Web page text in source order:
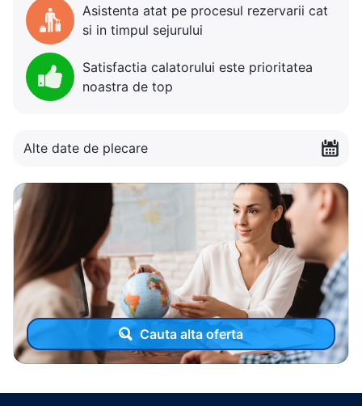
Asistenta atat pe procesul rezervarii cat
si in timpul sejurului
Satisfactia calatorului este prioritatea
noastra de top
Alte date de plecare
Cauta alta oferta